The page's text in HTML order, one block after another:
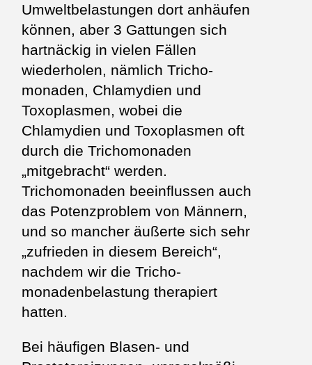
Umwelt­belastungen dort anhäufen
können, aber 3 Gattungen sich
hart­näckig in vielen Fällen
wiederholen, nämlich Tricho­
monaden, Chlamydien und
Toxoplasmen, wobei die
Chlamydien und Toxoplasmen oft
durch die Trichomonaden
„mitgebracht“ werden.
Trichomonaden beeinflussen auch
das Potenzproblem von Männern,
und so mancher äußerte sich sehr
„zufrieden in diesem Bereich“,
nachdem wir die Tricho­
monadenbelastung therapiert
hatten.
Bei häufigen Blasen- und